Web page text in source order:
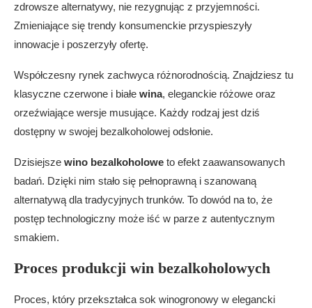
zdrowsze alternatywy, nie rezygnując z przyjemności.
Zmieniające się trendy konsumenckie przyspieszyły
innowacje i poszerzyły ofertę.
Współczesny rynek zachwyca różnorodnością. Znajdziesz tu
klasyczne czerwone i białe wina, eleganckie różowe oraz
orzeźwiające wersje musujące. Każdy rodzaj jest dziś
dostępny w swojej bezalkoholowej odsłonie.
Dzisiejsze wino bezalkoholowe to efekt zaawansowanych
badań. Dzięki nim stało się pełnoprawną i szanowaną
alternatywą dla tradycyjnych trunków. To dowód na to, że
postęp technologiczny może iść w parze z autentycznym
smakiem.
Proces produkcji win bezalkoholowych
Proces, który przekształca sok winogronowy w elegancki